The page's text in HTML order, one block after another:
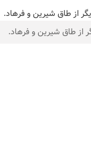
از طاق شیرین و فرهاد.